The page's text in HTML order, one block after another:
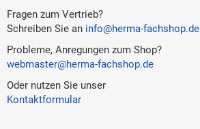
Fragen zum Vertrieb?
Schreiben Sie an info@herma-fachshop.de
Probleme, Anregungen zum Shop?
webmaster@herma-fachshop.de
Oder nutzen Sie unser
Kontaktformular